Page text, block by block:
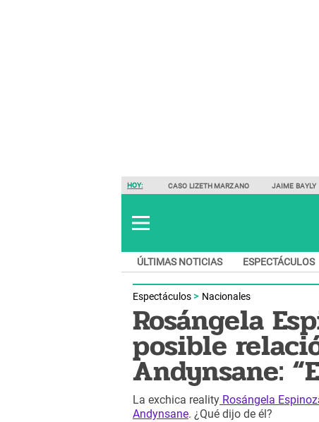
HOY: CASO LIZETH MARZANO JAIME BAYLY
ÚLTIMAS NOTICIAS ESPECTÁCULOS
Espectáculos Nacionales
Rosángela
posible
Andynsane:
La exchica reality Rosángela
Andynsane. ¿Qué dijo de él?